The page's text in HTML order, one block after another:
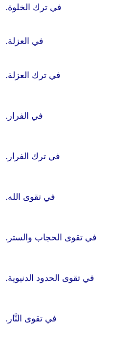
في ترك الخلوة.
في العزلة.
في ترك العزلة.
في الفرار.
في ترك الفرار.
في تقوى الله.
في تقوى الحجاب والستر.
في تقوى الحدود الدنيوية.
في تقوى النَّار.